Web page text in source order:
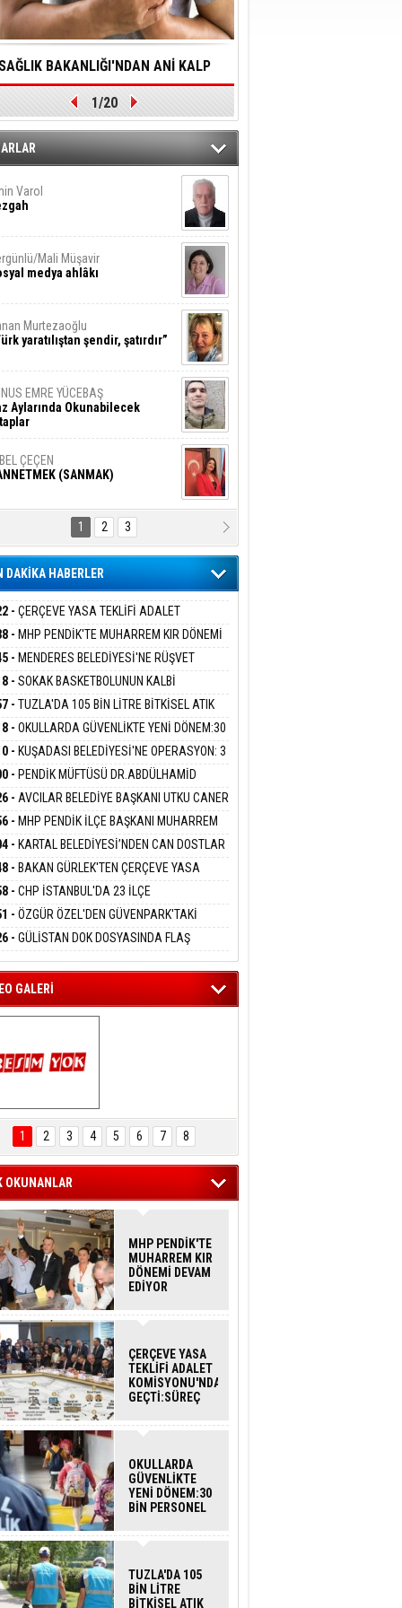
SAĞLIK BAKANLIĞI'NDAN ANİ KALP
DURMALARINA HIZLI MÜDAHALE
YÖNELİK ÖNLENMESİ İÇİN
1/20
Varol
Mali Müşavir
medya ahlâkı
Murtezaoğlu
yaratılıştan şendir, şatırdır”
EMRE YÜCEBAŞ
Aylarında Okunabilecek
ÇEÇEN
(SANMAK)
DNA Kuşaklararası
Biyolojik Faturası
Adıyaman
Bu Sahaya Sığmazam
Ali Çölük
Satırın İçindeki İnsan
Kılıç
ATEŞE ATILAN VİCDAN
BAŞARSLAN
Kaynas
1 2 3
DAKİKA HABERLER
- ÇERÇEVE YASA TEKLİFİ ADALET
GEÇTİ:SÜREÇ NASIL
- MHP PENDİK'TE MUHARREM KIR DÖNEMİ
EDİYOR
- MENDERES BELEDİYESİ'NE RÜŞVET
BAŞKANI İLKAY ÇİÇEK
SEVK EDİLDİ
- SOKAK BASKETBOLUNUN KALBİ
ATACAK
- TUZLA'DA 105 BİN LİTRE BİTKİSEL ATIK
TOPLANDI
- OKULLARDA GÜVENLİKTE YENİ DÖNEM:30
ALINACAK DEDEKTÖRLÜ ARAMA
- KUŞADASI BELEDİYESİ'NE OPERASYON: 3
15 GÖZALTI
- PENDİK MÜFTÜSÜ DR.ABDÜLHAMİD
BASIN MENSUPLARINI AĞIRLADI
- AVCILAR BELEDİYE BAŞKANI UTKU CANER
HAKKINDA TAHLİYE KARARI
- MHP PENDİK İLÇE BAŞKANI MUHARREM
ORDULULAR DERNEĞİ HEYETİNİ
- KARTAL BELEDİYESİ’NDEN CAN DOSTLAR
DEV YATIRIM!
- BAKAN GÜRLEK'TEN ÇERÇEVE YASA
ÇİZGİMİZ ŞEHİT AİLELERİ
HASSASİYETİDİR''
- CHP İSTANBUL'DA 23 İLÇE
ATAMALAR GERÇEKLEŞTİ
- ÖZGÜR ÖZEL'DEN GÜVENPARK'TAKİ
DESTEK:''SONUÇ ALANA KADAR
- GÜLİSTAN DOK DOSYASINDA FLAŞ
2 DALGIÇ DELİL KARARTMA
TUTUTKLANDI
GALERİ
ENGELSİZ
FESTİVALİ
KONSERİ
MEST
1 2 3 4 5 6 7 8
OKUNANLAR
MHP PENDİK'TE
MUHARREM KIR
DÖNEMİ DEVAM
EDİYOR
ÇERÇEVE YASA
TEKLİFİ ADALET
KOMİSYONU'NDAN
GEÇTİ:SÜREÇ
İŞLEYECEK?
OKULLARDA
GÜVENLİKTE
YENİ DÖNEM:30
BİN PERSONEL
DEDEKTÖRLÜ
TUZLA'DA 105
BİN LİTRE
BİTKİSEL ATIK